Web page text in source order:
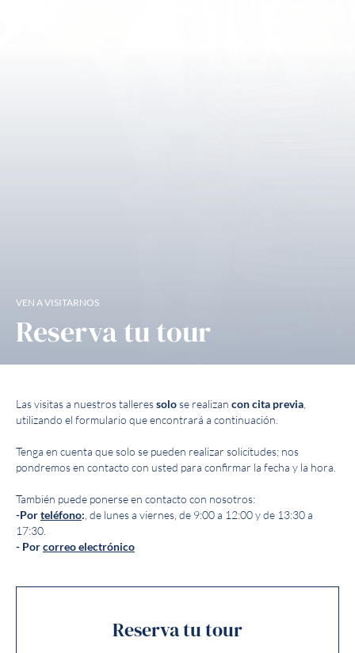
VEN A VISITARNOS
Reserva tu tour
Las visitas a nuestros talleressolose realizan con cita previa
utilizando el formulario que encontrará a continuación.
Tenga en cuenta que solo se pueden realizar solicitudes; nos
pondremos en contacto con usted para confirmar la fecha y la hora.
También puede ponerse en contacto con nosotros:
-Porteléfono: , de lunes a viernes, de 9:00 a 12:00 y de 13:30 a
17:30.
- Porcorreo electrónico
Reserva tu tour